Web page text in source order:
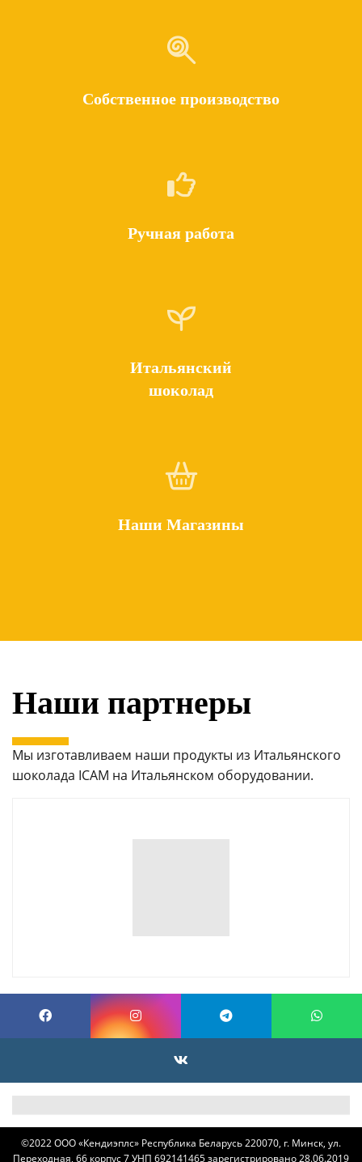
Собственное производство
Ручная работа
Итальянский
шоколад
Наши Магазины
Наши партнеры
Мы изготавливаем наши продукты из Итальянского
шоколада ICAM на Итальянском оборудовании.
©2022 ОOO «Кендиэплс» Республика Беларусь 220070, г. Минск, ул.
Переходная, 66 корпус 7 УНП 692141465 зарегистрировано 28.06.2019